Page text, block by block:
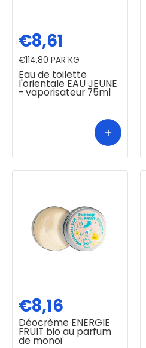
Eau de toilette
l'orientale EAU JEUNE
- vaporisateur 75ml
€8,61
€114,80 PAR KG
Déocrème ENERGIE
FRUIT bio au parfum
de monoï
€8,16